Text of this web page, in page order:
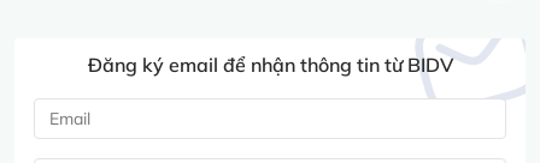
Đăng ký email để nhận thông tin từ BIDV